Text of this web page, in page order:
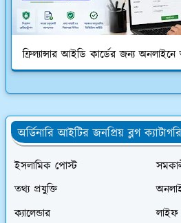
ফ্রিল্যান্সার আইডি কার্ডের জন্য
অর্ডিনারি আইটির জনপ্রিয় ব্লগ ক্যাটাগরি
ইসলামিক পোস্ট
তথ্য প্রযুক্তি
ক্যালেন্ডার
লাইফ